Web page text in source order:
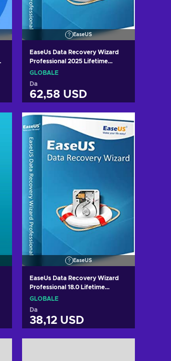
EaseUS
EaseUs Data Recovery Wizard
Professional 2025 Lifetime
Upgrade - 1 Device Lifetime Key
GLOBALE
Da
62,58 USD
Aggiungi al carrello
Visualizza offerte
EaseUS
EaseUs Data Recovery Wizard
Professional 18.0 Lifetime
Upgrade - 1 Device Lifetime Key
GLOBALE
Da
38,12 USD